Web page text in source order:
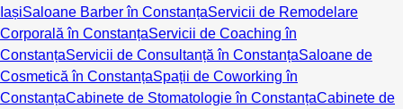
IașiSaloane Barber în ConstanțaServicii de Remodelare
Corporală în ConstanțaServicii de Coaching în
ConstanțaServicii de Consultanță în ConstanțaSaloane de
Cosmetică în ConstanțaSpații de Coworking în
ConstanțaCabinete de Stomatologie în ConstanțaCabinete de